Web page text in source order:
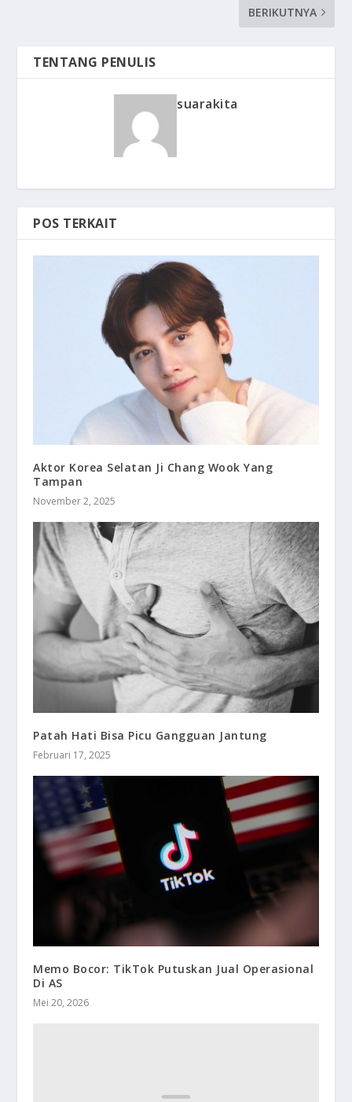
BERIKUTNYA
TENTANG PENULIS
suarakita
POS TERKAIT
Aktor Korea Selatan Ji Chang Wook Yang
Tampan
November 2, 2025
Patah Hati Bisa Picu Gangguan Jantung
Februari 17, 2025
Memo Bocor: TikTok Putuskan Jual Operasional
Di AS
Mei 20, 2026